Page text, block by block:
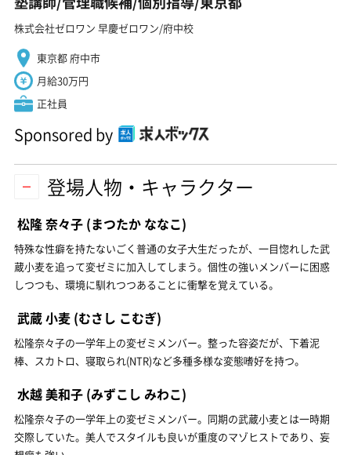
株式会社ゼロワン 早慶ゼロワン/府中校
東京都 府中市
月給30万円
正社員
Sponsored by
登場人物・キャラクター
松隆 奈々子 (まつたか ななこ)
特殊な性癖を持たないごく普通の女子大生だったが、一目惚れした武
蔵小麦を追って変ゼミに加入してしまう。個性の強いメンバーに困惑
しつつも、環境に馴れつつあることに衝撃を覚えている。
武蔵 小麦 (むさし こむぎ)
松隆奈々子の一学年上の変ゼミメンバー。整った容姿だが、下着泥
棒、スカトロ、寝取られ(NTR)など多種多様な変態嗜好を持つ。
水越 美和子 (みずこし みわこ)
松隆奈々子の一学年上の変ゼミメンバー。同期の武蔵小麦とは一時期
交際していた。美人でスタイルも良いが重度のマゾヒストであり、妄